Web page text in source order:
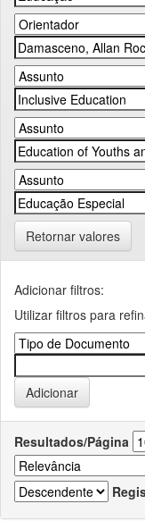
Retornar valores
Adicionar filtros:
Utilizar filtros para
Resultados/Página